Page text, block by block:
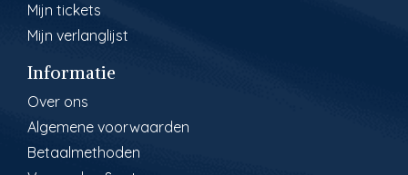
Mijn tickets
Mijn verlanglijst
Informatie
Over ons
Algemene voorwaarden
Betaalmethoden